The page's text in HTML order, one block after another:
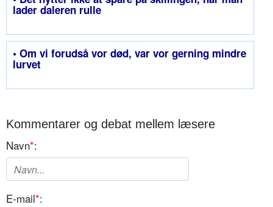
lader daleren rulle
• Om vi forudså vor død, var vor gerning mindre
lurvet
Kommentarer og debat mellem læsere
Navn*:
E-mail*: